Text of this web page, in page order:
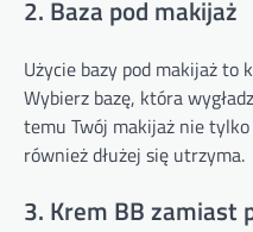
2. Baza pod makijaż
Użycie bazy pod makijaż to
Wybierz bazę, która
temu Twój makijaż nie
również dłużej się utrzyma.
3. Krem BB zamiast